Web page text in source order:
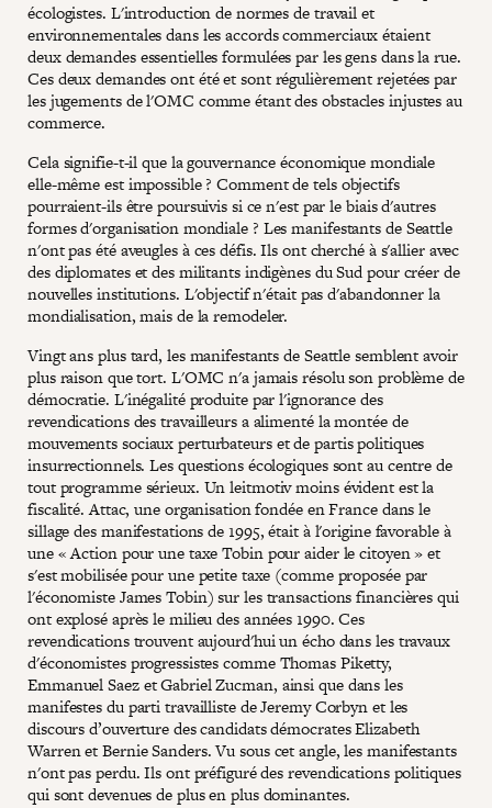
écologistes. L'introduction de normes de travail et
environnementales dans les accords commerciaux étaient
deux demandes essentielles formulées par les gens dans la rue.
Ces deux demandes ont été et sont régulièrement rejetées par
les jugements de l'OMC comme étant des obstacles injustes au
commerce.
Cela signifie-t-il que la gouvernance économique mondiale
elle-même est impossible ? Comment de tels objectifs
pourraient-ils être poursuivis si ce n'est par le biais d'autres
formes d'organisation mondiale ? Les manifestants de Seattle
n'ont pas été aveugles à ces défis. Ils ont cherché à s'allier avec
des diplomates et des militants indigènes du Sud pour créer de
nouvelles institutions. L'objectif n'était pas d'abandonner la
mondialisation, mais de la remodeler.
Vingt ans plus tard, les manifestants de Seattle semblent avoir
plus raison que tort. L'OMC n'a jamais résolu son problème de
démocratie. L'inégalité produite par l'ignorance des
revendications des travailleurs a alimenté la montée de
mouvements sociaux perturbateurs et de partis politiques
insurrectionnels. Les questions écologiques sont au centre de
tout programme sérieux. Un leitmotiv moins évident est la
fiscalité. Attac, une organisation fondée en France dans le
sillage des manifestations de 1995, était à l'origine favorable à
une « Action pour une taxe Tobin pour aider le citoyen » et
s'est mobilisée pour une petite taxe (comme proposée par
l'économiste James Tobin) sur les transactions financières qui
ont explosé après le milieu des années 1990. Ces
revendications trouvent aujourd'hui un écho dans les travaux
d'économistes progressistes comme Thomas Piketty,
Emmanuel Saez et Gabriel Zucman, ainsi que dans les
manifestes du parti travailliste de Jeremy Corbyn et les
discours d’ouverture des candidats démocrates Elizabeth
Warren et Bernie Sanders. Vu sous cet angle, les manifestants
n'ont pas perdu. Ils ont préfiguré des revendications politiques
qui sont devenues de plus en plus dominantes.